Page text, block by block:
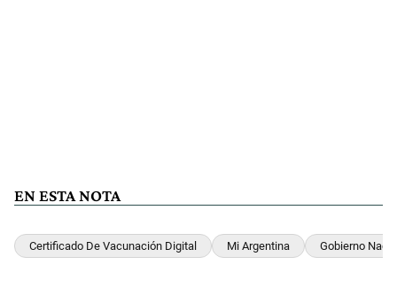
EN ESTA NOTA
Certificado De Vacunación Digital Mi Argentina Gobierno